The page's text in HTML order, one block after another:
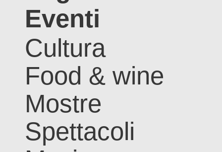
Eventi
Cultura
Food & wine
Mostre
Spettacoli